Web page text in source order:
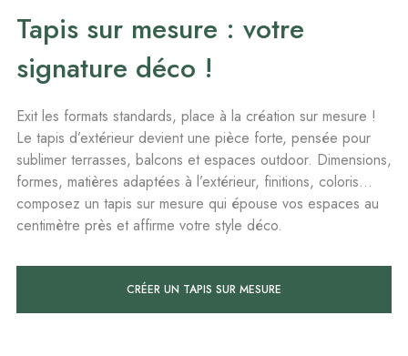
Tapis sur mesure : votre
signature déco !
Exit les formats standards, place à la création sur mesure !
Le tapis d’extérieur devient une pièce forte, pensée pour
sublimer terrasses, balcons et espaces outdoor. Dimensions,
formes, matières adaptées à l’extérieur, finitions, coloris…
composez un tapis sur mesure qui épouse vos espaces au
centimètre près et affirme votre style déco.
CRÉER UN TAPIS SUR MESURE